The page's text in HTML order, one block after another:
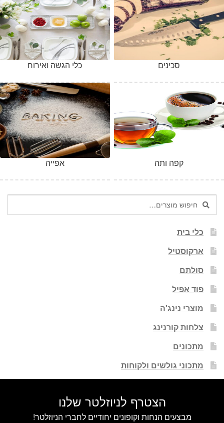
כלי הגשה ואירוח סכינים
אפייה קפה ותה
חיפוש
עבור:
חיפוש
כלי בית
ארקוסטיל
סולתם
פוד אפיל
מוצרי נינג'ה
צלחות קורנינג
מתכונים
מתכוני גולשים ולקוחות
הצטרף לניוזלטר שלנו
מבצעים הנחות וקופונים יחודיים לחברי הניוזלטר!